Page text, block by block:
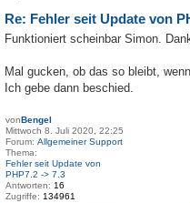
Re: Fehler seit Update von
Funktioniert scheinbar Simon.
Mal gucken, ob das so bleibt,
Ich gebe dann beschied.
vonBengel
Mittwoch 8. Juli 2020, 22:25
Forum: Allgemeiner Support
Thema:
Fehler seit Update von
PHP7.2 -> 7.3
Antworten: 16
Zugriffe: 134961